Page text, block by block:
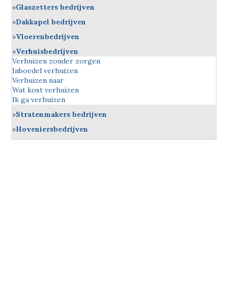
Glaszetters bedrijven
Dakkapel bedrijven
Vloerenbedrijven
Verhuisbedrijven
Verhuizen zonder zorgen
Inboedel verhuizen
Verhuizen naar
Wat kost verhuizen
Ik ga verhuizen
Stratenmakers bedrijven
Hoveniersbedrijven